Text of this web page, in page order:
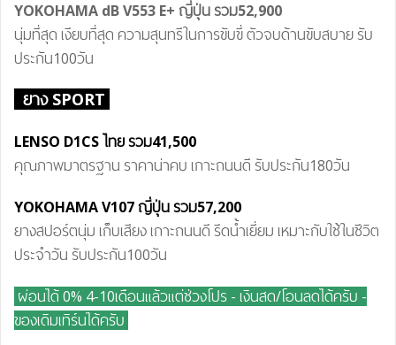
YOKOHAMA dB V553 E+ ญี่ปุ่น รวม52,900
นุ่มที่สุด เงียบที่สุด ความสุนทรีในการขับขี่ ตัวจบด้านขับสบาย รับ
ประกัน100วัน
ยาง SPORT
LENSO D1CS ไทยรวม41,500
คุณภาพมาตรฐาน ราคาน่าคบ เกาะถนนดี รับประกัน180วัน
YOKOHAMA V107 ญี่ปุ่นรวม57,200
ยางสปอร์ตนุ่ม เก็บเสียง เกาะถนนดี รีดน้ำเยี่ยม เหมาะกับใช้ในชีวิต
ประจำวัน รับประกัน100วัน
ผ่อนได้ 0% 4-10เดือนแล้วแต่ช่วงโปร - เงินสด/โอนลดได้ครับ -
ของเดิมเทิร์นได้ครับ